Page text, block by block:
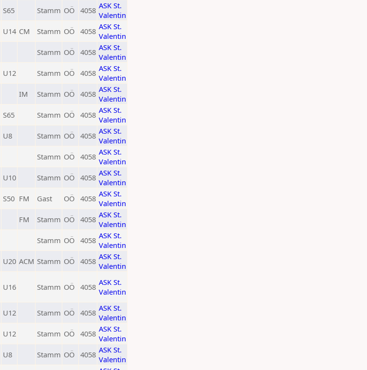
S65 Stamm OÖ 4058 ASK St.
Valentin
U14 CM Stamm OÖ 4058 ASK St.
Valentin
Stamm OÖ 4058 ASK St.
Valentin
U12 Stamm OÖ 4058 ASK St.
Valentin
IM Stamm OÖ 4058 ASK St.
Valentin
S65 Stamm OÖ 4058 ASK St.
Valentin
U8 Stamm OÖ 4058 ASK St.
Valentin
Stamm OÖ 4058 ASK St.
Valentin
U10 Stamm OÖ 4058 ASK St.
Valentin
S50 FM Gast OÖ 4058 ASK St.
Valentin
FM Stamm OÖ 4058 ASK St.
Valentin
Stamm OÖ 4058 ASK St.
Valentin
U20 ACM Stamm OÖ 4058 ASK St.
Valentin
U16 Stamm OÖ 4058 ASK St.
Valentin
U12 Stamm OÖ 4058 ASK St.
Valentin
U12 Stamm OÖ 4058 ASK St.
Valentin
U8 Stamm OÖ 4058 ASK St.
Valentin